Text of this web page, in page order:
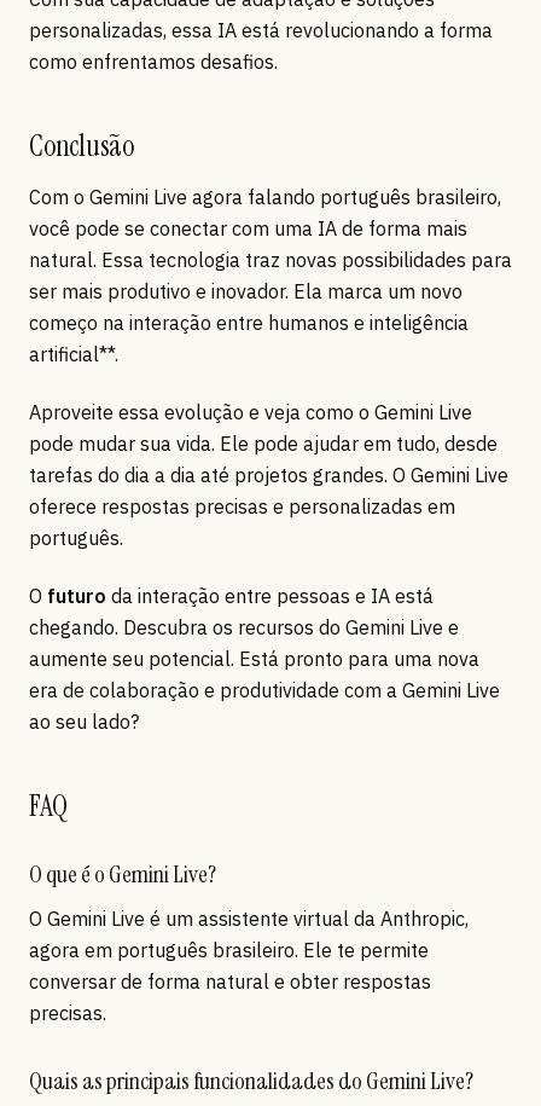
personalizadas, essa IA está revolucionando a forma
como enfrentamos desafios.
Conclusão
Com o Gemini Live agora falando português brasileiro,
você pode se conectar com uma IA de forma mais
natural. Essa tecnologia traz novas possibilidades para
ser mais produtivo e inovador. Ela marca um novo
começo na interação entre humanos e inteligência
artificial**.
Aproveite essa evolução e veja como o Gemini Live
pode mudar sua vida. Ele pode ajudar em tudo, desde
tarefas do dia a dia até projetos grandes. O Gemini Live
oferece respostas precisas e personalizadas em
português.
O futuro da interação entre pessoas e IA está
chegando. Descubra os recursos do Gemini Live e
aumente seu potencial. Está pronto para uma nova
era de colaboração e produtividade com a Gemini Live
ao seu lado?
FAQ
O que é o Gemini Live?
O Gemini Live é um assistente virtual da Anthropic,
agora em português brasileiro. Ele te permite
conversar de forma natural e obter respostas
precisas.
Quais as principais funcionalidades do Gemini Live?